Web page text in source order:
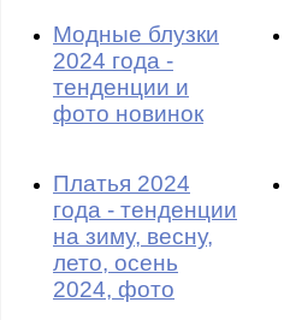
Модные блузки
2024 года -
тенденции и
фото новинок
Платья 2024
года - тенденции
на зиму, весну,
лето, осень
2024, фото